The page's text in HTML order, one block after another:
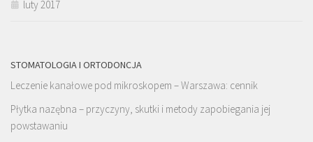
luty 2017
STOMATOLOGIA I ORTODONCJA
Leczenie kanałowe pod mikroskopem – Warszawa: cennik
Płytka nazębna – przyczyny, skutki i metody zapobiegania jej
powstawaniu